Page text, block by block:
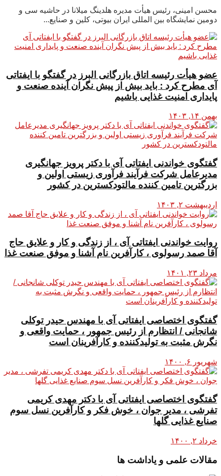
محسن امینی، رئیس هیأت مدیره هلدینگ میلانا در حاشیه سی و
دومین نمایشگاه بین المللی ایران بیوتی، کلین و صنایع...
عضو هیأت رئیسه اتاق بازرگانی البرز در گفتگو با ایفتاتی
آی مطرح کرد : باید بیش از پیش نگران آینده صنعت و
پایداری امنیت غذایی باشیم
بهمن ۱۴, ۱۴۰۳
گفتگوی خواندنی ایفتاتی آی با دکتر پرویز جهانگیری
مدیرعامل شرکت فرآیند فرآوری زیستی اولین و
بزرگترین تامین کننده مالتودکسترین در کشور
اردیبهشت ۲, ۱۴۰۳
روایت خواندنی ایفتاتی آی ، از زندگی و کار و علایق حاج
آقا صمد رسولوی ، کارآفرین نام آشنا و موفق صنعت غذا
مرداد ۲۳, ۱۴۰۱
گفتگوی اختصاصی ایفتاتی آی با مهندس حیدر توکلی
شانجانی / انتظارم از رئیس جمهور ، حمایت واقعی و
نگرش مثبت به تولیدکننده و کارآفرینان است
شهریور ۶, ۱۴۰۰
گفتگوی اختصاصی ایفتاتی آی با دکتر مهدی کریمی
تفرشی ، مدیر جوان ، خوش فکر و کارآفرین نسل سوم
صنایع غذایی گلها
خرداد ۲, ۱۴۰۰
مقالات علمی و یاداشت ها